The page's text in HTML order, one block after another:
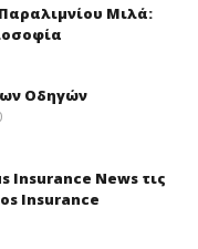
Μιλά:
Οδηγών
Insurance News τις
Insurance